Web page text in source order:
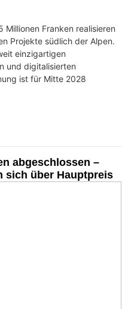
Franken realisieren
Projekte südlich der Alpen.
einzigartigen
und digitalisierten
ist für Mitte 2028
abgeschlossen –
sich über Hauptpreis